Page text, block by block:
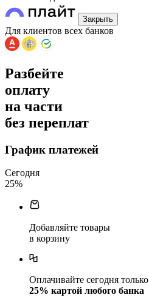
Закрыть
Для клиентов всех банков
Разбейте
оплату
на части
без переплат
График платежей
Сегодня
25%
Добавляйте товары
в корзину
Оплачивайте сегодня только
25% картой любого банка